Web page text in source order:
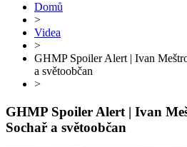
Domů
>
Videa
>
GHMP Spoiler Alert | Ivan
a světoobčan
>
GHMP Spoiler Alert | Ivan
Sochař a světoobčan